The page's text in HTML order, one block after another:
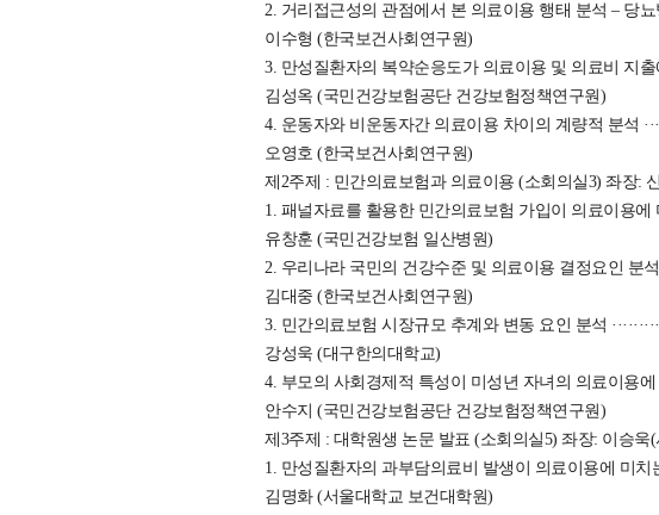
2. 거리접근성의 관점에서 본 의료이용 행태 분석 – 당뇨병
이수형 (한국보건사회연구원)
3. 만성질환자의 복약순응도가 의료이용 및 의료비 지출에 미
김성옥 (국민건강보험공단 건강보험정책연구원)
4. 운동자와 비운동자간 의료이용 차이의 계량적 분석
오영호 (한국보건사회연구원)
제2주제 : 민간의료보험과 의료이용 (소회의실3) 좌장:
1. 패널자료를 활용한 민간의료보험 가입이 의료이용에 미치는
유창훈 (국민건강보험 일산병원)
2. 우리나라 국민의 건강수준 및 의료이용 결정요인 분석
김대중 (한국보건사회연구원)
3. 민간의료보험 시장규모 추계와 변동 요인 분석
강성욱 (대구한의대학교)
4. 부모의 사회경제적 특성이 미성년 자녀의 의료이용에 미치는
안수지 (국민건강보험공단 건강보험정책연구원)
제3주제 : 대학원생 논문 발표 (소회의실5) 좌장: 이승욱
1. 만성질환자의 과부담의료비 발생이 의료이용에 미치는 영향
김명화 (서울대학교 보건대학원)